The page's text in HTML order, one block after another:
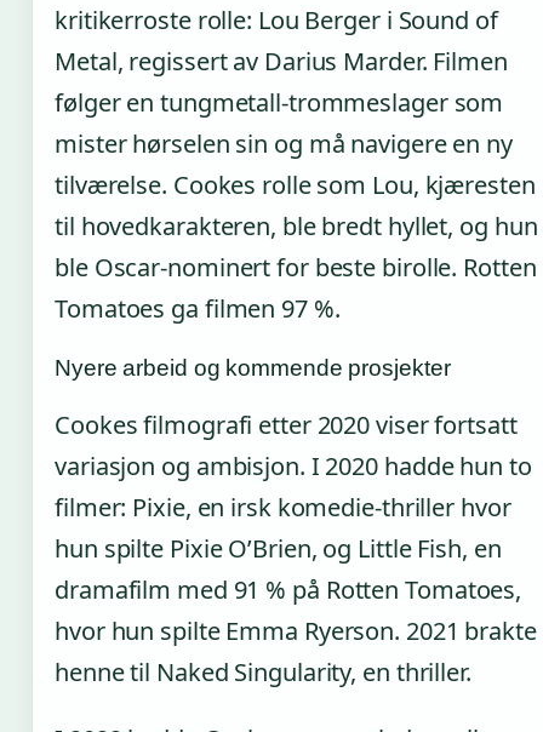
kritikerroste rolle: Lou Berger i Sound of
Metal, regissert av Darius Marder. Filmen
følger en tungmetall-trommeslager som
mister hørselen sin og må navigere en ny
tilværelse. Cookes rolle som Lou, kjæresten
til hovedkarakteren, ble bredt hyllet, og hun
ble Oscar-nominert for beste birolle. Rotten
Tomatoes ga filmen 97 %.
Nyere arbeid og kommende prosjekter
Cookes filmografi etter 2020 viser fortsatt
variasjon og ambisjon. I 2020 hadde hun to
filmer: Pixie, en irsk komedie-thriller hvor
hun spilte Pixie O’Brien, og Little Fish, en
dramafilm med 91 % på Rotten Tomatoes,
hvor hun spilte Emma Ryerson. 2021 brakte
henne til Naked Singularity, en thriller.